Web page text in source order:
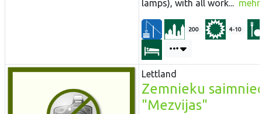
lamps), with all work... mehr
200 4-10
Lettland
Zemnieku
"Mezvijas"